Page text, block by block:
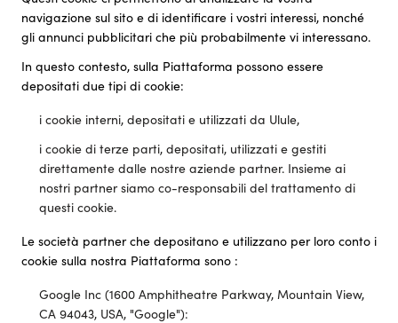
navigazione sul sito e di identificare i vostri interessi, nonché
gli annunci pubblicitari che più probabilmente vi interessano.
In questo contesto, sulla Piattaforma possono essere
depositati due tipi di cookie:
i cookie interni, depositati e utilizzati da Ulule,
i cookie di terze parti, depositati, utilizzati e gestiti
direttamente dalle nostre aziende partner. Insieme ai
nostri partner siamo co-responsabili del trattamento di
questi cookie.
Le società partner che depositano e utilizzano per loro conto i
cookie sulla nostra Piattaforma sono :
Google Inc (1600 Amphitheatre Parkway, Mountain View,
CA 94043, USA, "Google"):